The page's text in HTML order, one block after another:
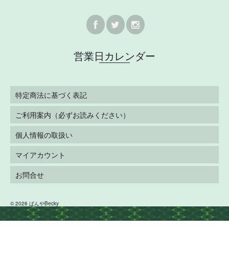
営業日カレンダー
特定商法に基づく表記
ご利用案内（必ずお読みください）
個人情報の取扱い
マイアカウント
お問合せ
© 2026 ぱんやBecky